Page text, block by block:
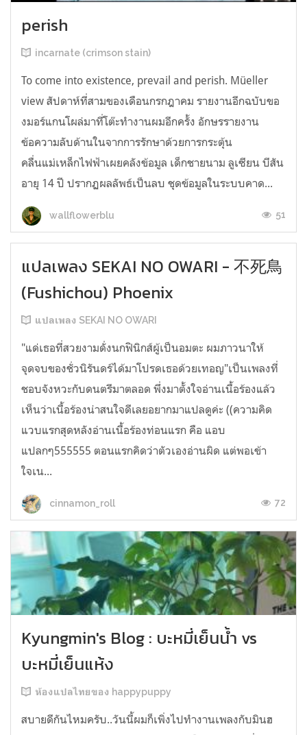
perish
incarnate (crimson stain)
To come into existence, prevail and perish. Müeller
view สัปดาห์ที่สามของเดือนกรกฎาคม รายงานอีกฉบับขอ
งมอร์แกนโผล่มาที่โต๊ะทำงานผมอีกครั้ง อักษรรายงาน
ข้อความลับด้านในจากการรักษาด้วยการกระตุ้น
คลื่นแม่เหล็กไฟฟ้าเผยคลังข้อมูล เด็กชายนาม ลูเซียน บีสัน
อายุ 14 ปี ปรากฏผลลัพธ์เป็นลบ ชุดข้อมูลในระบบคาด...
wallflowerblu 51
แปลเพลง SEKAI NO OWARI - 不死鳥
(Fushichou) Phoenix
แปลเพลง SEKAI NO OWARI
"แด่เธอที่สวยงามดั่งนกฟินิกส์ผู้เป็นอมตะ ผมภาวนาให้
จุดจบของชั่วนิรันดร์ได้มาโปรดเธอด้วยเทอญ"เป็นเพลงที่
ชอบจังหวะกับดนตรีมาตลอด พึ่งมาตั้งใจอ่านเนื้อร้องแล้ว
เห็นว่าเนื้อร้องน่าสนใจดีเลยอยากมาแปลดูค่ะ ((ความคิด
แวบแรกสุดหลังอ่านเนื้อร้องท่อนแรก คือ แอบ
แปลกๆ555555 ตอนแรกคิดว่าตัวเองอ่านผิด แต่พอเข้า
ใจเน...
cinnamon_roll 72
Kyungmin's Blog : บะหมี่เย็นน้ำ vs
บะหมี่เย็นแห้ง
ห้องแปลไทยของ happypuppy
สบายดีกันไหมครับ..วันนี้ผมก็เพิ่งไปทำงานเพลงกับมินฮ